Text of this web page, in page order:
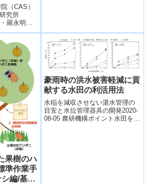
）
（CAS）
究所
羅永明両
、中国の
な酸性化
果樹のハ
準作業手
編/基
豪雨時の洪水被害軽減に貢
献する水田の利活用法
水稲を減収させない湛水管理の
目安と水位管理器具の開発2020-
08-05 農研機構ポイント水田を豪